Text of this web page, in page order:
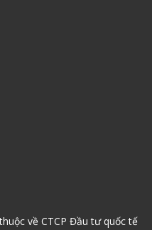
về CTCP Đầu tư quốc tế